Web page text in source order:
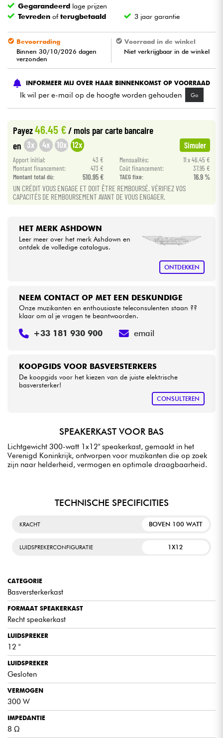
Blaasinstrument
Viool & Quatuor
Kinderen
Kabels & toebehoren
Sets
Bekijk onze merken
Gegarandeerd lage prijzen
Tevreden ofterugbetaald 3 jaar garantie
Bevoorrading
Binnen 30/10/2026 dagen
verzonden
Voorraad in de winkel
Niet verkrijgbaar in de winkel
INFORMEER MIJ OVER HAAR BINNENKOMST OP VOORRAAD
Ik wil per e-mail op de hoogte worden gehouden Go
Payez46.45 € / mois par carte bancaire
en 3x 4x 10x 12x Simuler
Apport initial: 43 € Mensualités:
11 x 46.45 €
Montant financement:
473 € Coût financement:
37.95 €
Montant total dù:
510.95 € TAEG fixe: 16.9 %
UN CRÉDIT VOUS ENGAGE ET DOIT ÊTRE REMBOURSÉ. VÉRIFIEZ VOS
CAPACITÉS DE REMBOURSEMENT AVANT DE VOUS ENGAGER.
HET MERK ASHDOWN
Leer meer over het merk Ashdown en
ontdek de volledige catalogus.
ONTDEKKEN
KOOPGIDS VOOR BASVERSTERKERS
De koopgids voor het kiezen van de juiste elektrische
basversterker!
CONSULTEREN
NEEM CONTACT OP MET EEN DESKUNDIGE
Onze muzikanten en enthousiaste teleconsulenten staan ??
klaar om al je vragen te beantwoorden.
+33 181 930 900 email
SPEAKERKAST VOOR BAS
Lichtgewicht 300-watt 1x12" speakerkast, gemaakt in het
Verenigd Koninkrijk, ontworpen voor muzikanten die op zoek
zijn naar helderheid, vermogen en optimale draagbaarheid.
TECHNISCHE SPECIFICITIES
KRACHT BOVEN 100 WATT
LUIDSPREKERCONFIGURATIE 1X12
CATEGORIE
Basversterkerkast
FORMAAT SPEAKERKAST
Recht speakerkast
LUIDSPREKER
12 "
LUIDSPREKER
Gesloten
VERMOGEN
300 W
IMPEDANTIE
8 Ω